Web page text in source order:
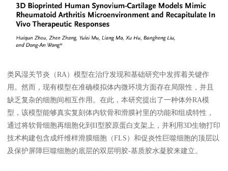
线下展会 奖学金申请
服务支持
文献引用 客户评鉴
技术支持 订购指南
资源中心
类风湿关节炎（RA）模型在治疗发现和基础研究中发挥着关键作
用。然而，现有模型在准确模拟体内微环境方面存在局限性，并且
缺乏复杂的细胞间相互作用。在此，本研究提出了一种体外RA模
型，该模型能够真实复刻体内软骨和滑膜衬里的功能和组成特性，
通过将软骨细胞再细胞化到II型胶原蛋白支架上，并利用3D生物打印
技术构建包含成纤维样滑膜细胞（FLS）和促炎性巨噬细胞的顶层以
及保护屏障巨噬细胞的底层的双层明胶-基质胶水凝胶来建立。